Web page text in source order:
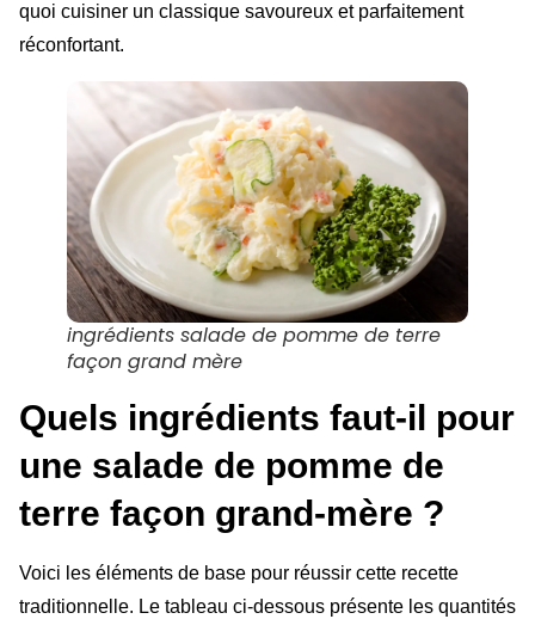
quoi cuisiner un classique savoureux et parfaitement
réconfortant.
ingrédients salade de pomme de terre
façon grand mère
Quels ingrédients faut-il pour
une salade de pomme de
terre façon grand-mère ?
Voici les éléments de base pour réussir cette recette
traditionnelle. Le tableau ci-dessous présente les quantités